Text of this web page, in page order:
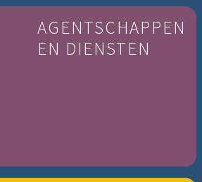
AGENTSCHAPPEN
EN DIENSTEN